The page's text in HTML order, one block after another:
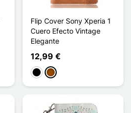
Flip Cover Sony Xperia 1
Cuero Efecto Vintage
Elegante
12,99 €
NegroMarrón